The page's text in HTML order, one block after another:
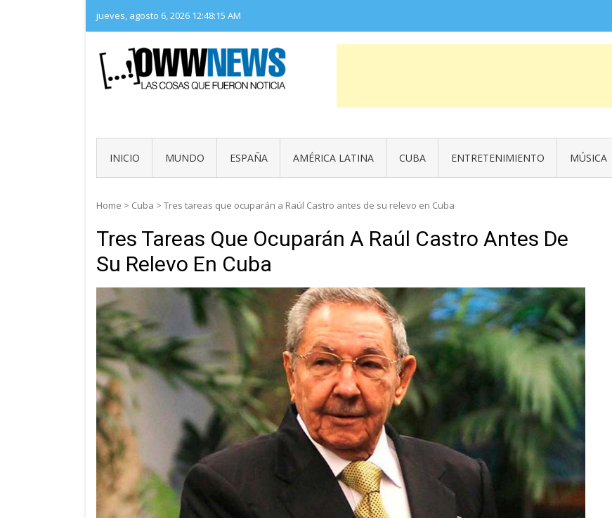
content
jueves, agosto 6, 2026 12:48:16 AM
INICIO MUNDO ESPAÑA AMÉRICA LATINA CUBA ENTRETENIMIENTO MÚSICA
Home > Cuba > Tres tareas que ocuparán a Raúl Castro antes de su relevo en Cuba
Tres Tareas Que Ocuparán A Raúl Castro Antes De
Su Relevo En Cuba